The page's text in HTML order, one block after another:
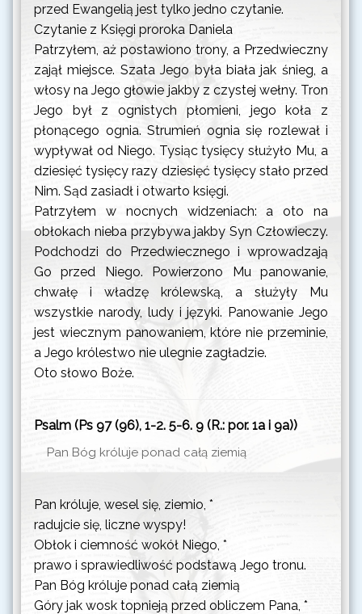
poniedziałek
24 sierpnia 2026
Święto św. Bartłomieja,
apostoła
wtorek
25 sierpnia 2026
Dzień Powszedni albo
wspomnienie św. Ludwika
albo wspomnienie św.
Józefa Kalasantego,
prezbitera
środa
26 sierpnia 2026
Uroczystość Najświętszej
Maryi Panny
Częstochowskiej
czwartek
27 sierpnia 2026
Wspomnienie św. Moniki
piątek
28 sierpnia 2026
Wspomnienie św.
Augustyna, biskupa i
doktora Kościoła
sobota
29 sierpnia 2026
Wspomnienie
niedziela
Dwudziesta Druga
poniedziałek
przed Ewangelią jest tylko jedno czytanie.
Czytanie z Księgi proroka Daniela
Patrzyłem, aż postawiono trony, a Przedwieczny
zajął miejsce. Szata Jego była biała jak śnieg, a
włosy na Jego głowie jakby z czystej wełny. Tron
Jego był z ognistych płomieni, jego koła z
płonącego ognia. Strumień ognia się rozlewał i
wypływał od Niego. Tysiąc tysięcy służyło Mu, a
dziesięć tysięcy razy dziesięć tysięcy stało przed
Nim. Sąd zasiadł i otwarto księgi.
Patrzyłem w nocnych widzeniach: a oto na
obłokach nieba przybywa jakby Syn Człowieczy.
Podchodzi do Przedwiecznego i wprowadzają
Go przed Niego. Powierzono Mu panowanie,
chwałę i władzę królewską, a służyły Mu
wszystkie narody, ludy i języki. Panowanie Jego
jest wiecznym panowaniem, które nie przeminie,
a Jego królestwo nie ulegnie zagładzie.
Oto słowo Boże.
Psalm (Ps 97 (96), 1-2. 5-6. 9 (R.: por. 1a i 9a))
Pan Bóg króluje ponad całą ziemią
Pan króluje, wesel się, ziemio, *
radujcie się, liczne wyspy!
Obłok i ciemność wokół Niego, *
prawo i sprawiedliwość podstawą Jego tronu.
Pan Bóg króluje ponad całą ziemią
Góry jak wosk topnieją przed obliczem Pana, *